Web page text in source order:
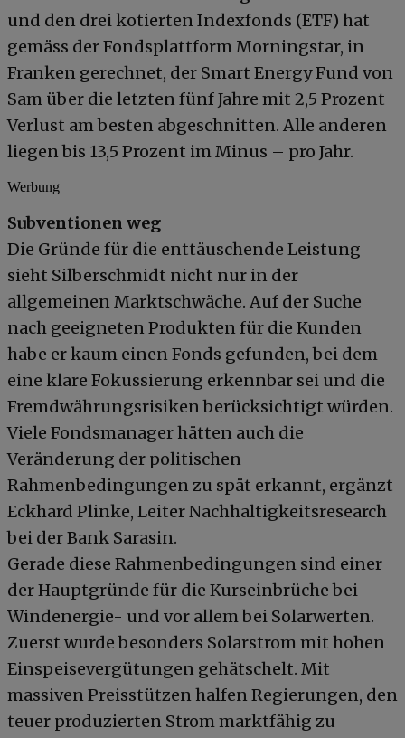
und den drei kotierten Indexfonds (ETF) hat
gemäss der Fondsplattform Morningstar, in
Franken gerechnet, der Smart Energy Fund von
Sam über die letzten fünf Jahre mit 2,5 Prozent
Verlust am besten abgeschnitten. Alle anderen
liegen bis 13,5 Prozent im Minus – pro Jahr.
Werbung
Subventionen weg
Die Gründe für die enttäuschende Leistung
sieht Silberschmidt nicht nur in der
allgemeinen Marktschwäche. Auf der Suche
nach geeigneten Produkten für die Kunden
habe er kaum einen Fonds gefunden, bei dem
eine klare Fokussierung erkennbar sei und die
Fremdwährungsrisiken berücksichtigt würden.
Viele Fondsmanager hätten auch die
Veränderung der politischen
Rahmenbedingungen zu spät erkannt, ergänzt
Eckhard Plinke, Leiter Nachhaltigkeitsresearch
bei der Bank Sarasin.
Gerade diese Rahmenbedingungen sind einer
der Hauptgründe für die Kurseinbrüche bei
Windenergie- und vor allem bei Solarwerten.
Zuerst wurde besonders Solarstrom mit hohen
Einspeisevergütungen gehätschelt. Mit
massiven Preisstützen halfen Regierungen, den
teuer produzierten Strom marktfähig zu